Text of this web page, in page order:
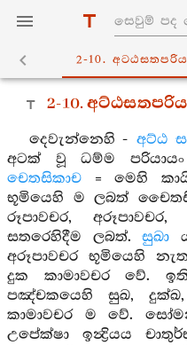
2-10.
2-10.
දෙවැන්නෙහි - අට්ඨ
අටක් වූ ධම්ම
චෙතසිකාච = මෙහි
භූමියෙහි ම ලබත්
රූපාවචර,
සතරෙහිදීම ලබත්.සුඛා
අරූපාවචර භූමියෙහි
දුක කාමාවචර වේ.
පඤ්චකයෙහි සුඛ,
කාමාවචර ම වේ.
උපේක්ෂා ඉන්‍ද්‍රියය